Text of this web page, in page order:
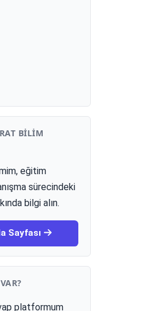
BILIM
eğitim
sürecindeki
bilgi alın.
Sayfası
platformum